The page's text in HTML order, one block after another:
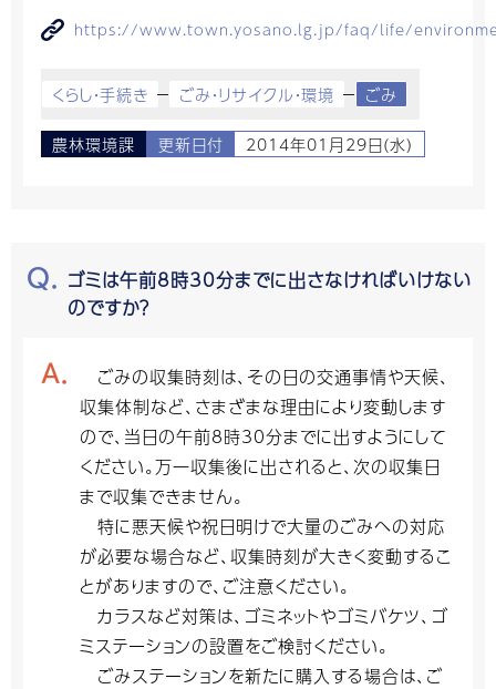
https://www.town.yosano.lg.jp/faq/life/
くらし・手続き ごみ・リサイクル・環境 ごみ
農林環境課 更新日付 2014年01月29日(水)
ゴミは午前8時30分までに出さなければいけない
のですか？
ごみの収集時刻は、その日の交通事情や天候、
収集体制など、さまざまな理由により変動します
ので、当日の午前8時30分までに出すようにして
ください。万一収集後に出されると、次の収集日
まで収集できません。
特に悪天候や祝日明けで大量のごみへの対応
が必要な場合など、収集時刻が大きく変動するこ
とがありますので、ご注意ください。
カラスなど対策は、ゴミネットやゴミバケツ、ゴ
ミステーションの設置をご検討ください。
ごみステーションを新たに購入する場合は、ご